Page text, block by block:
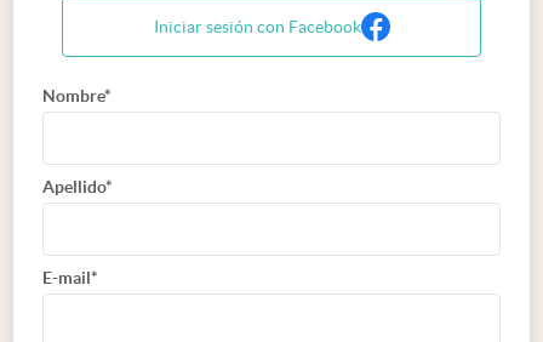
Iniciar sesión con Facebook
Nombre*
Apellido*
E-mail*